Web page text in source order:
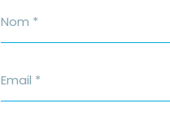
Nom
*
Email
*